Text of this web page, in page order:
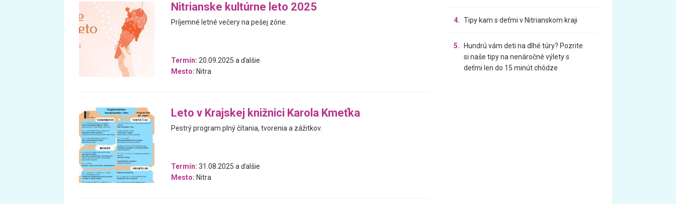
Nitrianske kultúrne leto 2025
Príjemné letné večery na pešej zóne.
Termín: 20.09.2025 a ďalšie
Mesto: Nitra
Leto v Krajskej knižnici Karola Kmeťka
Pestrý program plný čítania, tvorenia a zážitkov.
Termín: 31.08.2025 a ďalšie
Mesto: Nitra
4. Tipy kam s deťmi v Nitrianskom kraji
5.
Hundrú vám deti na dlhé túry? Pozrite
si naše tipy na nenáročné výlety s
deťmi len do 15 minút chôdze